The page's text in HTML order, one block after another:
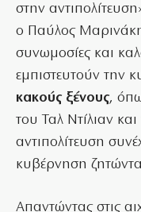
στην
ο Παύλος
συνωμοσίες και
εμπιστευτούν την
κακούς ξένους,
του Ταλ Ντίλιαν
αντιπολίτευση
κυβέρνηση
Απαντώντας στις